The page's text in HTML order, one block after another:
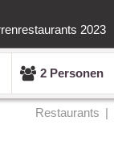
2023
2 Personen
Restaurants